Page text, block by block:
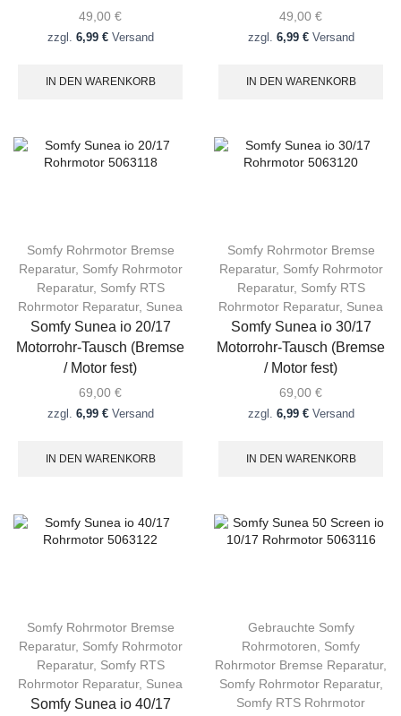
49,00 €
zzgl. 6,99 €Versand
IN DEN WARENKORB
49,00 €
zzgl. 6,99 €Versand
IN DEN WARENKORB
Somfy Rohrmotor Bremse
Reparatur, Somfy Rohrmotor
Reparatur, Somfy RTS
Rohrmotor Reparatur, Sunea
Somfy Sunea io 20/17
Motorrohr-Tausch (Bremse
/ Motor fest)
69,00 €
zzgl. 6,99 €Versand
IN DEN WARENKORB
Somfy Rohrmotor Bremse
Reparatur, Somfy Rohrmotor
Reparatur, Somfy RTS
Rohrmotor Reparatur, Sunea
Somfy Sunea io 30/17
Motorrohr-Tausch (Bremse
/ Motor fest)
69,00 €
zzgl. 6,99 €Versand
IN DEN WARENKORB
Somfy Rohrmotor Bremse
Reparatur, Somfy Rohrmotor
Reparatur, Somfy RTS
Rohrmotor Reparatur, Sunea
Somfy Sunea io 40/17
Gebrauchte Somfy
Rohrmotoren
Somfy
Rohrmotor Bremse Reparatur,
Somfy Rohrmotor Reparatur,
Somfy RTS Rohrmotor